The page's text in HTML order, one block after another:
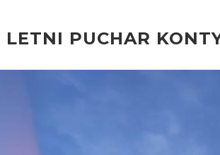
LETNI PUCHAR